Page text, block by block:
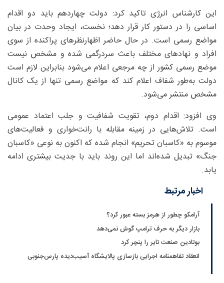
این کارشناس انرژی تاکید کرد: دولت چهاردهم باید دو اقدام
اساسی را در دستور کار قرار دهد؛ نخست، ایجاد وحدت در بیان
مواضع رسمی است. در حال حاضر اظهارنظرهای پراکنده از سوی
افراد و نهادهای مختلف باعث سردرگمی شده و مشخص نیست
موضع رسمی کشور از چه مرجعی اعلام می‌شود بنابراین لازم است
دولت به‌طور شفاف اعلام کند که مواضع رسمی تنها از یک کانال
مشخص منتشر می‌شود.
وی افزود: اقدام دوم، تقویت شفافیت و جلب اعتماد عمومی
است. تلاش‌هایی در زمینه مقابله با رانت‌خواری و فعالیت‌های
موسوم به «کاسبان تحریم» انجام شده که اکنون به نوعی «کاسبان
جنگ» تبدیل شده‌اند اما این روند باید با جدیت بیشتری ادامه
یابد.
اخبار مرتبط
آرامکو چطور از هرمز بسته عبور کرد؟
بازار دیگر به حرف ترامپ گوش نمی‌دهد
بوتادین صنعت تایر را پنچر کرد
انعقاد تفاهمنامه اجرایی بازسازی پالایشگاه آسیب‌دیده پارس‌جنوبی